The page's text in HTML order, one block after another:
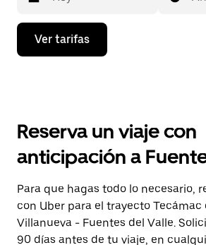
Presiona
flecha
el
y
selecciona
una
fecha.
Presiona
la
tecla Esc
Ver tarifas
Reserva un viaje con
anticipación a
Para que hagas todo lo necesario,
con Uber para el trayecto Tecámac
Villanueva - Fuentes del Valle.
90 días antes de tu viaje, en